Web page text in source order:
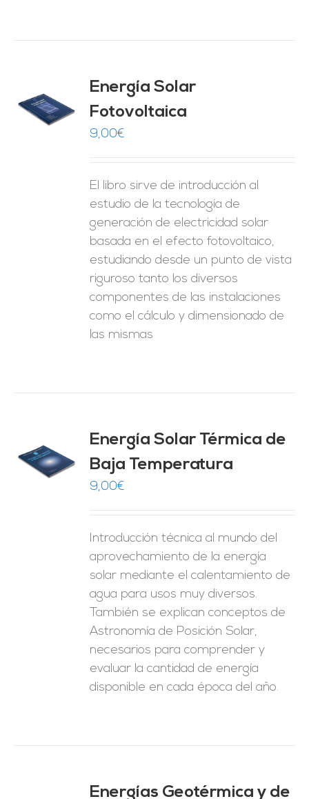
Energía Solar
Fotovoltaica
9,00€
El libro sirve de introducción al
estudio de la tecnología de
generación de electricidad solar
basada en el efecto fotovoltaico,
estudiando desde un punto de vista
riguroso tanto los diversos
componentes de las instalaciones
como el cálculo y dimensionado de
las mismas
Energía Solar Térmica de
Baja Temperatura
9,00€
Introducción técnica al mundo del
aprovechamiento de la energía
solar mediante el calentamiento de
agua para usos muy diversos.
También se explican conceptos de
Astronomía de Posición Solar,
necesarios para comprender y
evaluar la cantidad de energía
disponible en cada época del año.
Energías Geotérmica y de